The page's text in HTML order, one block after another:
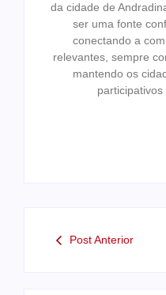
da cidade de
ser uma fonte
conectando a
relevantes, sempre
mantendo os
participativos
Post Anterior